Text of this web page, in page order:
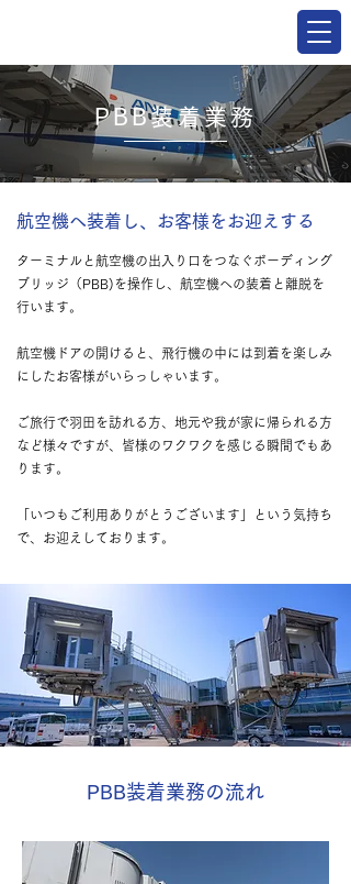
PBB装着業務
航空機へ装着し、お客様をお迎えする
ターミナルと航空機の出入り口をつなぐボーディング
ブリッジ（PBB)を操作し、航空機への装着と離脱を
行います。
航空機ドアの開けると、飛行機の中には到着を楽しみ
にしたお客様がいらっしゃいます。
ご旅行で羽田を訪れる方、地元や我が家に帰られる方
など様々ですが、皆様のワクワクを感じる瞬間でもあ
ります。
「いつもご利用ありがとうございます」という気持ち
で、お迎えしております。
PBB装着業務の流れ